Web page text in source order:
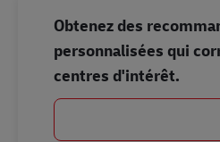
Obtenez des
personnalisées qui
centres d'intérêt.